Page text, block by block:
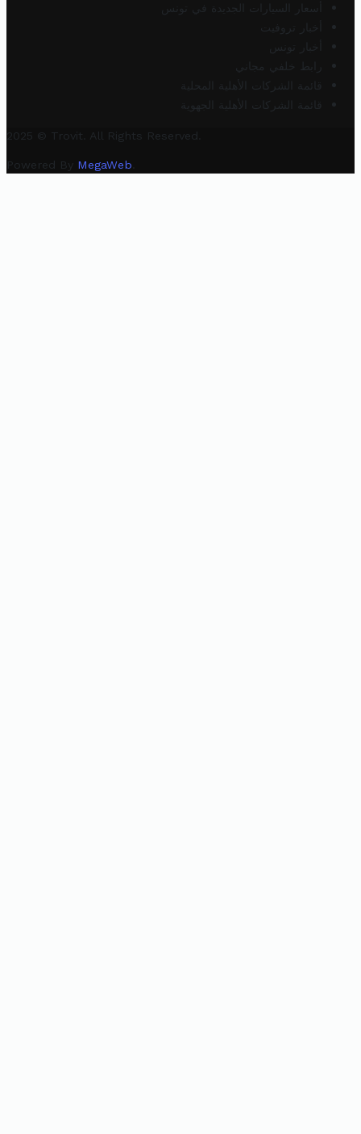
أسعار السيارات الجديدة في تونس
أخبار تروفيت
أخبار تونس
رابط خلفي مجاني
قائمة الشركات الأهلية المحلية
قائمة الشركات الأهلية الجهوية
2025 © Trovit. All Rights Reserved.
Powered By MegaWeb